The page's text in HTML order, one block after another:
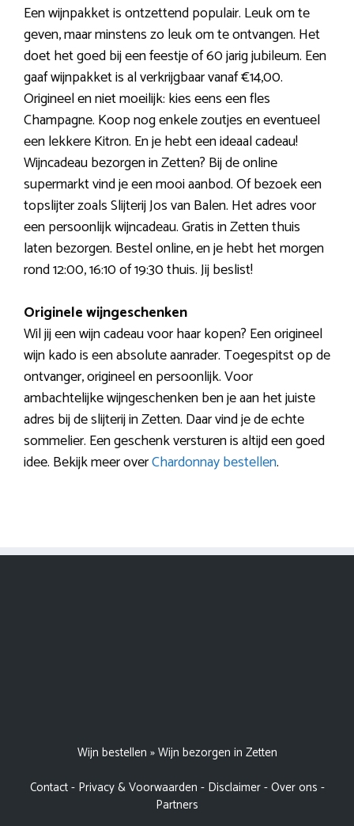
Een wijnpakket is ontzettend populair. Leuk om te
geven, maar minstens zo leuk om te ontvangen. Het
doet het goed bij een feestje of 60 jarig jubileum. Een
gaaf wijnpakket is al verkrijgbaar vanaf €14,00.
Origineel en niet moeilijk: kies eens een fles
Champagne. Koop nog enkele zoutjes en eventueel
een lekkere Kitron. En je hebt een ideaal cadeau!
Wijncadeau bezorgen in Zetten? Bij de online
supermarkt vind je een mooi aanbod. Of bezoek een
topslijter zoals Slijterij Jos van Balen. Het adres voor
een persoonlijk wijncadeau. Gratis in Zetten thuis
laten bezorgen. Bestel online, en je hebt het morgen
rond 12:00, 16:10 of 19:30 thuis. Jij beslist!
Originele wijngeschenken
Wil jij een wijn cadeau voor haar kopen? Een origineel
wijn kado is een absolute aanrader. Toegespitst op de
ontvanger, origineel en persoonlijk. Voor
ambachtelijke wijngeschenken ben je aan het juiste
adres bij de slijterij in Zetten. Daar vind je de echte
sommelier. Een geschenk versturen is altijd een goed
idee. Bekijk meer overChardonnay bestellen.
Wijn bestellen »Wijn bezorgen in Zetten
Contact- Privacy & Voorwaarden - Disclaimer-Over ons -
Partners